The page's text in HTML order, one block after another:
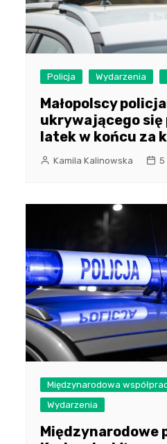
Policja Wydarzenia
Małopolscy
ukrywającego się
latek w końcu za
Kamila Kalinowska 5
Międzynarodowa
Wydarzenia
Międzynarodowe